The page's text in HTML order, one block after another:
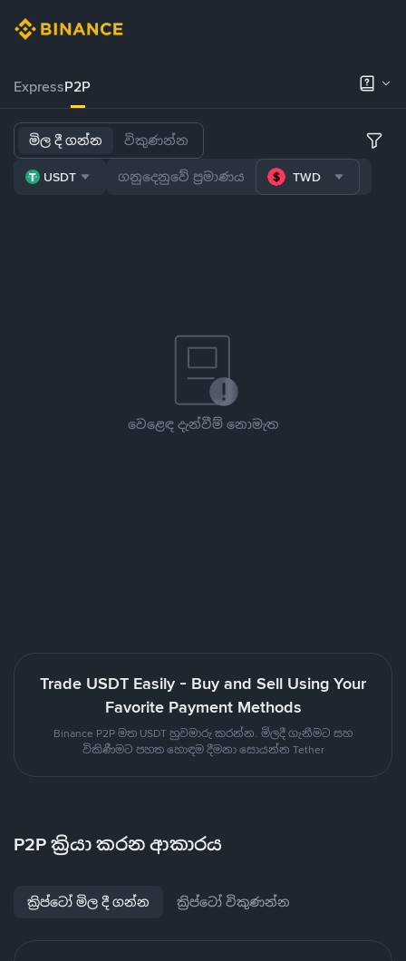
ExpressP2P
මිල දී ගන්න විකුණන්න
USDT TWD
වෙළෙඳ දැන්වීම් නොමැත
Trade USDT Easily - Buy and Sell Using Your
Favorite Payment Methods
Binance P2P මත USDT හුවමාරු කරන්න. මිලදී ගැනීමට සහ
විකිණීමට පහත හොඳම දීමනා සොයන්න Tether
P2P ක්‍රියා කරන ආකාරය
ක්‍රිප්ටෝ මිල දී ගන්න ක්‍රිප්ටෝ විකුණන්න